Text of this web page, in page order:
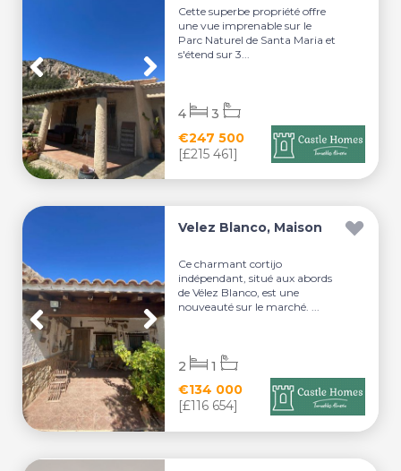
Cette superbe propriété offre
une vue imprenable sur le
Parc Naturel de Santa Maria et
s'étend sur 3...
€247 500
[£215 461]
4 3
Velez Blanco, Maison
Ce charmant cortijo
indépendant, situé aux abords
de Vélez Blanco, est une
nouveauté sur le marché. ...
€134 000
[£116 654]
2 1